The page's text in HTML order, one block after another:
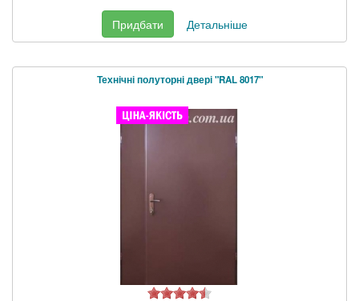
Придбати Детальніше
Технічні полуторні двері "RAL 8017"